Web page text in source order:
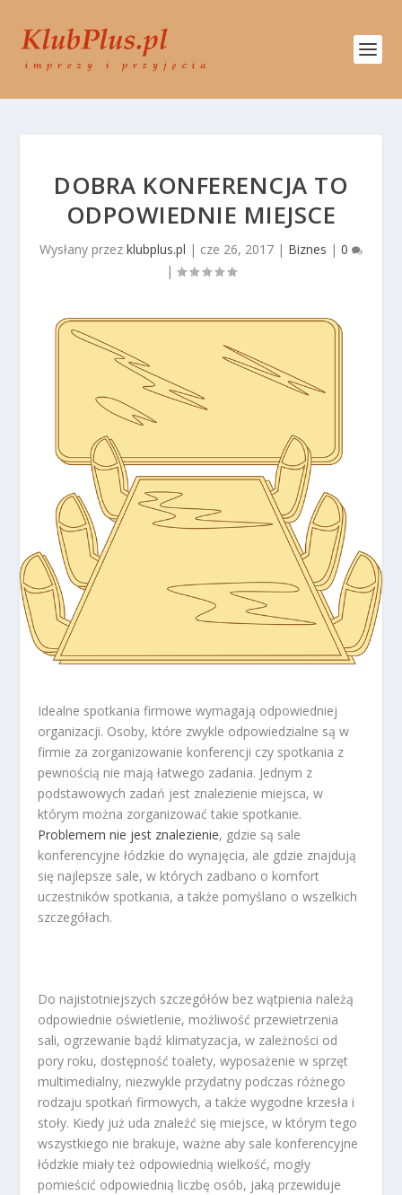
DOBRA KONFERENCJA TO
ODPOWIEDNIE MIEJSCE
Wysłany przez klubplus.pl | cze 26, 2017 | Biznes | 0
|
Idealne spotkania firmowe wymagają odpowiedniej
organizacji. Osoby, które zwykle odpowiedzialne są w
firmie za zorganizowanie konferencji czy spotkania z
pewnością nie mają łatwego zadania. Jednym z
podstawowych zadań jest znalezienie miejsca, w
którym można zorganizować takie spotkanie.
Problemem nie jest znalezienie, gdzie są sale
konferencyjne łódzkie do wynajęcia, ale gdzie znajdują
się najlepsze sale, w których zadbano o komfort
uczestników spotkania, a także pomyślano o wszelkich
szczegółach.
Do najistotniejszych szczegółów bez wątpienia należą
odpowiednie oświetlenie, możliwość przewietrzenia
sali, ogrzewanie bądź klimatyzacja, w zależności od
pory roku, dostępność toalety, wyposażenie w sprzęt
multimedialny, niezwykle przydatny podczas różnego
rodzaju spotkań firmowych, a także wygodne krzesła i
stoły. Kiedy już uda znaleźć się miejsce, w którym tego
wszystkiego nie brakuje, ważne aby sale konferencyjne
łódzkie miały też odpowiednią wielkość, mogły
pomieścić odpowiednią liczbę osób, jaką przewiduje